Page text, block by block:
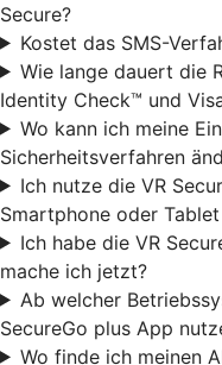
Secure?
Kostet das SMS-
Wie lange dauert die
Identity Check™ und
Wo kann ich meine
Sicherheitsverfahren
Ich nutze die VR
Smartphone oder
Ich habe die VR
mache ich jetzt?
Ab welcher
SecureGo plus App
Wo finde ich meinen